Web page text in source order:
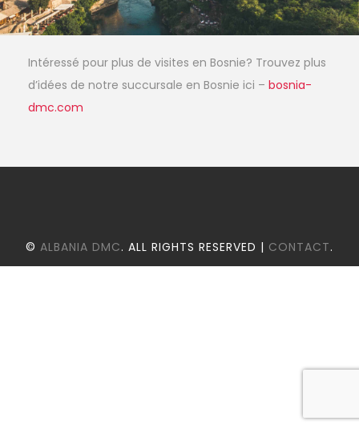
Intéressé pour plus de visites en Bosnie? Trouvez plus
d’idées de notre succursale en Bosnie ici – bosnia-
dmc.com
© ALBANIA DMC. ALL RIGHTS RESERVED | CONTACT.